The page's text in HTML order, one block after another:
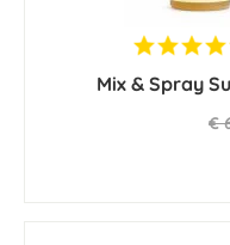
Mix & Spray
€